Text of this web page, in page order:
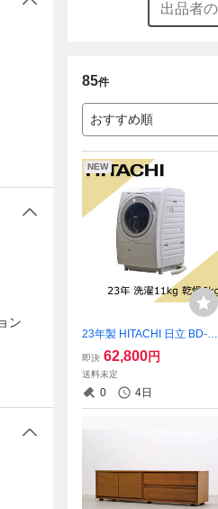
85件
おすすめ順
NEW
23年製 HITACHI 日立 BD-SG
110HL ドラム式洗濯乾燥機
洗濯11kg 乾燥6kg 洗乾 左開
き 家電製品 中古/RBA26236
即決 62,800円
送料未定
0 4日
ン